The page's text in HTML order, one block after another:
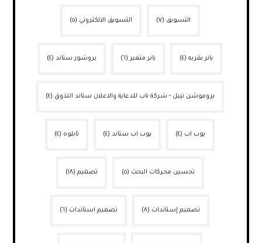
التسويق (٧) التسويق الالكتروني (٥)
بانر بقربه (٤) بانر متغير (٦) بروشور ستاند (٤)
بروموشن تيبل - شركة ناب للدعاية والاعلان ستاند التذوق (٤)
بوب اب (٤) بوب اب ستاند (٤) تابلوه (٤)
تحسين محركات البحث (٥) تصميم (١٨)
تصميم إستاندات (٨) تصميم استاندات (٦)